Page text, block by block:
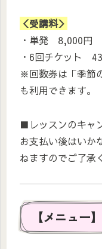
＜受講料＞
・単発 8,000円
・6回チケット
※回数券は「季節
も利用できます。
■レッスンのキャ
お支払い後はいか
ねますのでご了承
【メニュー】